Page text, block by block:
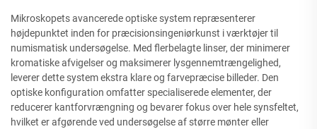
Mikroskopets avancerede optiske system repræsenterer
højdepunktet inden for præcisionsingeniørkunst i værktøjer til
numismatisk undersøgelse. Med flerbelagte linser, der minimerer
kromatiske afvigelser og maksimerer lysgennemtrængelighed,
leverer dette system ekstra klare og farvepræcise billeder. Den
optiske konfiguration omfatter specialiserede elementer, der
reducerer kantforvrængning og bevarer fokus over hele synsfeltet,
hvilket er afgørende ved undersøgelse af større mønter eller